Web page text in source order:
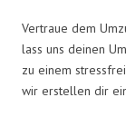
Vertraue dem
lass uns deinen
zu einem
wir erstellen dir